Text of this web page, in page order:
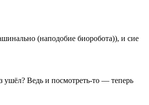
(наподобие биоробота)), и сие
ушёл? Ведь и посмотреть-то — теперь